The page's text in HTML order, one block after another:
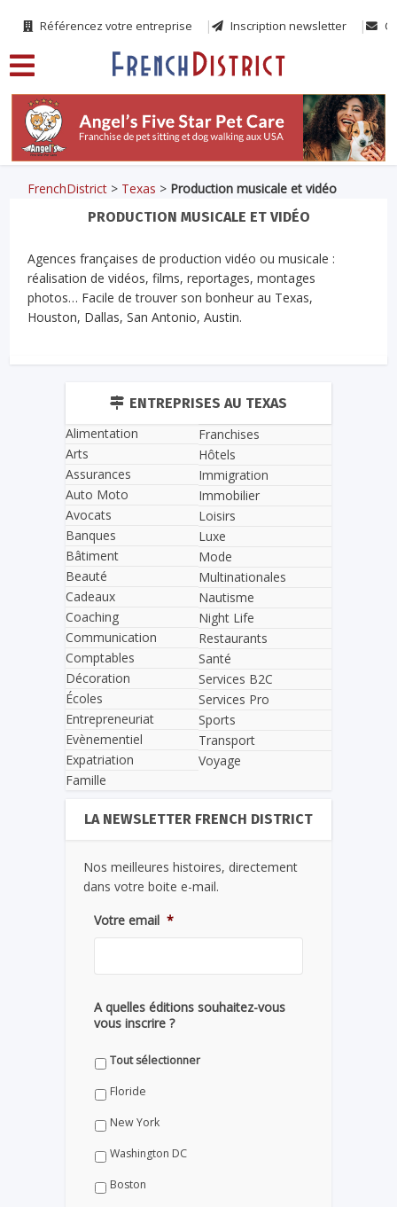
Référencez votre entreprise Inscription newsletter
FrenchDistrict > Texas > Production musicale et vidéo
PRODUCTION MUSICALE ET VIDÉO
Agences françaises de production vidéo ou musicale :
réalisation de vidéos, films, reportages, montages
photos… Facile de trouver son bonheur au Texas,
Houston, Dallas, San Antonio, Austin.
ENTREPRISES AU TEXAS
Alimentation
Arts
Assurances
Auto Moto
Avocats
Banques
Bâtiment
Beauté
Cadeaux
Coaching
Communication
Comptables
Décoration
Écoles
Entrepreneuriat
Evènementiel
Expatriation
Famille
Franchises
Hôtels
Immigration
Immobilier
Loisirs
Luxe
Mode
Multinationales
Nautisme
Night Life
Restaurants
Santé
Services B2C
Services Pro
Sports
Transport
Voyage
LA NEWSLETTER FRENCH DISTRICT
Nos meilleures histoires, directement
dans votre boite e-mail.
Votre email *
A quelles éditions souhaitez-vous
vous inscrire ?
Tout sélectionner
Floride
New York
Washington DC
Boston